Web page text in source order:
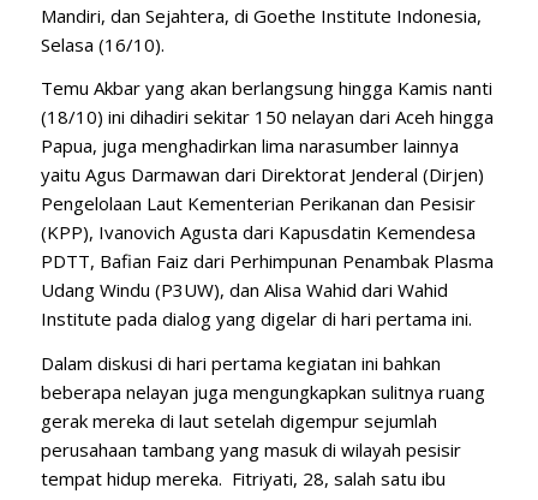
Mandiri, dan Sejahtera, di Goethe Institute Indonesia,
Selasa (16/10).
Temu Akbar yang akan berlangsung hingga Kamis nanti
(18/10) ini dihadiri sekitar 150 nelayan dari Aceh hingga
Papua, juga menghadirkan lima narasumber lainnya
yaitu Agus Darmawan dari Direktorat Jenderal (Dirjen)
Pengelolaan Laut Kementerian Perikanan dan Pesisir
(KPP), Ivanovich Agusta dari Kapusdatin Kemendesa
PDTT, Bafian Faiz dari Perhimpunan Penambak Plasma
Udang Windu (P3UW), dan Alisa Wahid dari Wahid
Institute pada dialog yang digelar di hari pertama ini.
Dalam diskusi di hari pertama kegiatan ini bahkan
beberapa nelayan juga mengungkapkan sulitnya ruang
gerak mereka di laut setelah digempur sejumlah
perusahaan tambang yang masuk di wilayah pesisir
tempat hidup mereka. Fitriyati, 28, salah satu ibu